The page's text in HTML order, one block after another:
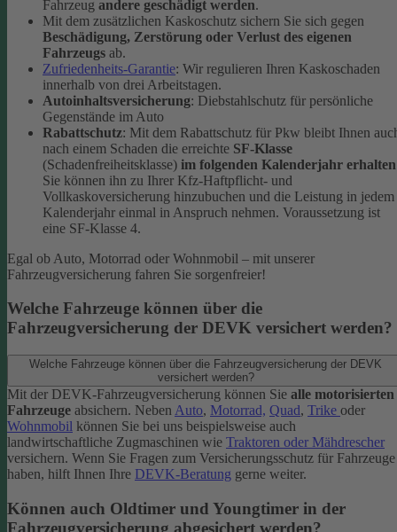
Fahrzeug andere geschädigt werden.
Mit dem zusätzlichen Kaskoschutz sichern Sie sich gegen
Beschädigung, Zerstörung oder Verlust des eigenen
Fahrzeugs ab.
Zufriedenheits-Garantie: Wir regulieren Ihren Kaskoschaden
innerhalb von drei Arbeitstagen.
Autoinhaltsversicherung: Diebstahlschutz für persönliche
Gegenstände im Auto
Rabattschutz: Mit dem Rabattschutz für Pkw bleibt Ihnen
nach einem Schaden die erreichte SF-Klasse
(Schadenfreiheitsklasse) im folgenden Kalenderjahr erhalten
Sie können ihn zu Ihrer Kfz-Haftpflicht- und
Vollkaskoversicherung hinzubuchen und die Leistung in jedem
Kalenderjahr einmal in Anspruch nehmen. Voraussetzung ist
eine SF-Klasse 4.
Egal ob Auto, Motorrad oder Wohnmobil – mit unserer
Fahrzeugversicherung fahren Sie sorgenfreier!
Welche Fahrzeuge können über die
Fahrzeugversicherung der DEVK versichert werden?
Welche Fahrzeuge können über die Fahrzeugversicherung der DEVK
versichert werden?
Mit der DEVK-Fahrzeugversicherung können Sie alle motorisierten
Fahrzeuge absichern. Neben Auto, Motorrad, Quad, Trike oder
Wohnmobil können Sie bei uns beispielsweise auch
landwirtschaftliche Zugmaschinen wie Traktoren oder Mähdrescher
versichern. Wenn Sie Fragen zum Versicherungsschutz für Fahrzeuge
haben, hilft Ihnen Ihre DEVK-Beratung gerne weiter.
Können auch Oldtimer und Youngtimer in der
Fahrzeugversicherung abgesichert werden?